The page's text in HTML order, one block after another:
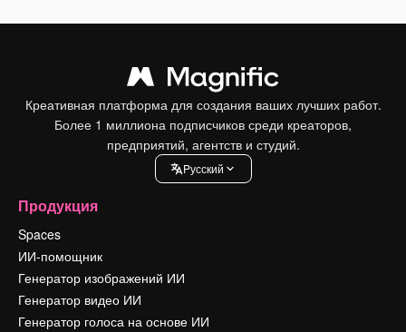
Креативная платформа для создания ваших лучших работ.
Более 1 миллиона подписчиков среди креаторов,
предприятий, агентств и студий.
Pусский
Продукция
Spaces
ИИ-помощник
Генератор изображений ИИ
Генератор видео ИИ
Генератор голоса на основе ИИ